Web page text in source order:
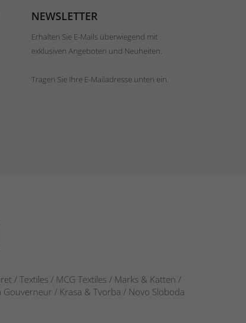
NEWSLETTER
Erhalten Sie E-Mails überwiegend mit
exklusiven Angeboten und Neuheiten.
Tragen Sie Ihre E-Mailadresse unten ein.
/ Textiles / MCG Textiles / Marks & Katten /
Gouverneur / Krasa & Tvorba / Novo Sloboda